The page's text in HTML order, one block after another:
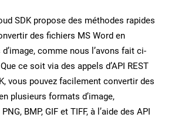
SDK propose des méthodes rapides
des fichiers MS Word en
comme nous l’avons fait ci-
ce soit via des appels d’API REST
vous pouvez facilement convertir des
plusieurs formats d’image,
BMP, GIF et TIFF, à l’aide des API